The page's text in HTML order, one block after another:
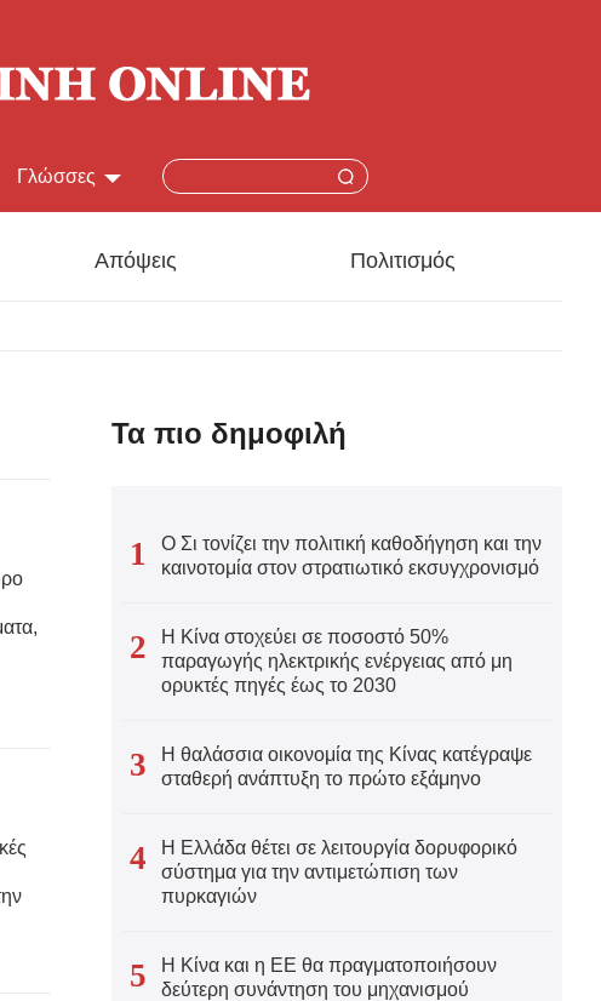
Γλώσσες
Kiswahili
Απόψεις Πολιτισμός
Τα πιο δημοφιλή
1
Ο Σι τονίζει την πολιτική καθοδήγηση και την
καινοτομία στον στρατιωτικό εκσυγχρονισμό
2
Η Κίνα στοχεύει σε ποσοστό 50%
παραγωγής ηλεκτρικής ενέργειας από μη
ορυκτές πηγές έως το 2030
3
Η θαλάσσια οικονομία της Κίνας κατέγραψε
σταθερή ανάπτυξη το πρώτο εξάμηνο
4
Η Ελλάδα θέτει σε λειτουργία δορυφορικό
σύστημα για την αντιμετώπιση των
πυρκαγιών
5
Η Κίνα και η ΕΕ θα πραγματοποιήσουν
δεύτερη συνάντηση του μηχανισμού